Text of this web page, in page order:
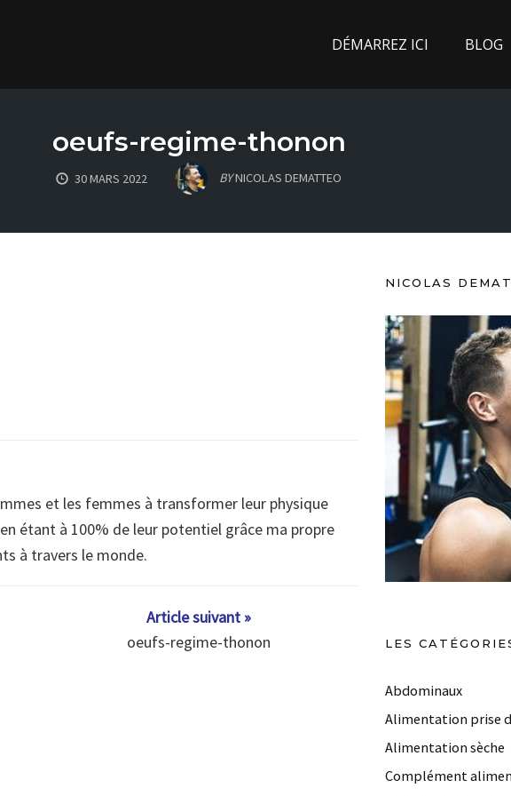
DÉMARREZ ICI BLOG
oeufs-regime-thonon
30 MARS 2022 BYNICOLAS DEMATTEO
et les femmes à transformer leur physique
étant à 100% de leur potentiel grâce ma propre
à travers le monde.
Article suivant »
oeufs-regime-thonon
NICOLAS
LES
Abdominaux
Alimentation prise
Alimentation sèche
Complément